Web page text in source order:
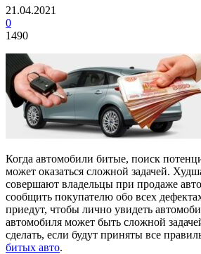
21.04.2021
0
1490
Когда автомобили битые, поиск
может оказаться сложной задачей.
совершают владельцы при продаже
сообщить покупателю обо всех
приедут, чтобы лично увидеть
автомобиля может быть сложной
сделать, если будут приняты все
битых авто.